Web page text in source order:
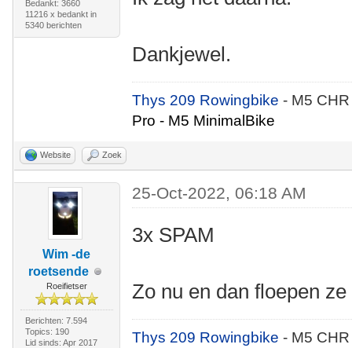
Bedankt: 3660
11216 x bedankt in
5340 berichten
Dankjewel.
Thys 209 Rowingbike- M5
Pro - M5 MinimalBike
Website Zoek
Wim -de
roetsende
Roeifietser
Berichten: 7.594
Topics: 190
Lid sinds: Apr 2017
25-Oct-2022, 06:18 AM
3x SPAM
Zo nu en dan floepen
Thys 209 Rowingbike- M5